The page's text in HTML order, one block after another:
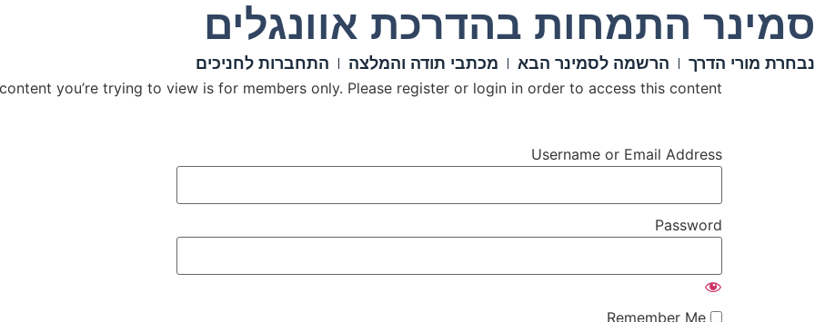
סמינר התמחות בהדרכת אוונגלים
נבחרת מורי הדרך הרשמה לסמינר הבא מכתבי תודה והמלצה
התחברות לחניכים
you’re trying to view is for members only. Please register or login in order to access this content.
Username or Email Address
Password